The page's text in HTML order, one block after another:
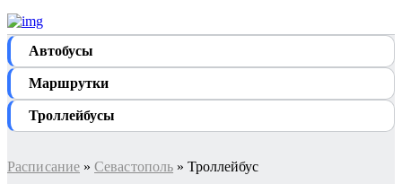
Автобуcы
Маршрутки
Троллейбусы
Расписание » Севастополь » Троллейбус